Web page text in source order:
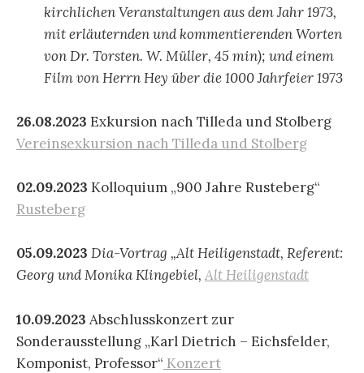
kirchlichen Veranstaltungen aus dem Jahr 1973,
mit erläuternden und kommentierenden Worten
von Dr. Torsten. W. Müller, 45 min); und einem
Film von Herrn Hey über die 1000 Jahrfeier 1973
26.08.2023 Exkursion nach Tilleda und Stolberg
Vereinsexkursion nach Tilleda und Stolberg
02.09.2023 Kolloquium „900 Jahre Rusteberg“
Rusteberg
05.09.2023 Dia-Vortrag „Alt Heiligenstadt, Referent:
Georg und Monika Klingebiel, Alt Heiligenstadt
10.09.2023 Abschlusskonzert zur
Sonderausstellung „Karl Dietrich – Eichsfelder,
Komponist, Professor“ Konzert